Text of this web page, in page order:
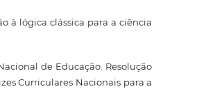
à lógica clássica para a ciência
de Educação. Resolução
Curriculares Nacionais para a